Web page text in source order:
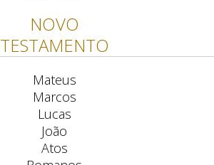
NOVO
TESTAMENTO
Mateus
Marcos
Lucas
João
Atos